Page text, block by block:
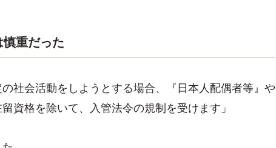
重だった
社会活動をしようとする場合、『日本人配偶者等』や
資格を除いて、入管法令の規制を受けます」